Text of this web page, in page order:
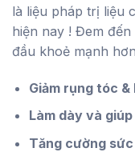
là liệu pháp trị liệu
hiện nay ! Đem
đầu khoẻ mạnh hơn
Giảm rụng tóc
Làm dày và
Tăng cường